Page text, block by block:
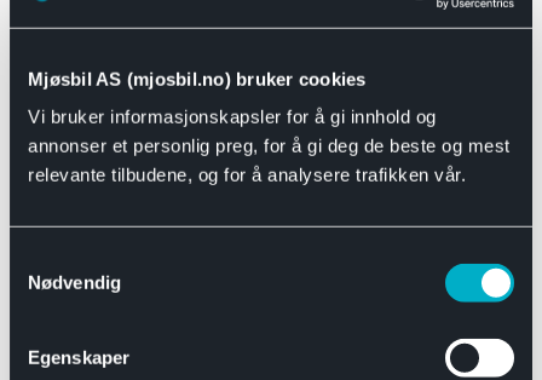
Mjøsbil AS (mjosbil.no) bruker cookies
Vi bruker informasjonskapsler for å gi innhold og
annonser et personlig preg, for å gi deg de beste og mest
relevante tilbudene, og for å analysere trafikken vår.
Nødvendig
Egenskaper
Motor og drivverk
Se alle Universal
Bremsedeler
Se alle Bremsedeler
Bremsenippler
Drivline og motor
Se alle Drivline og motor
Eksosanlegg